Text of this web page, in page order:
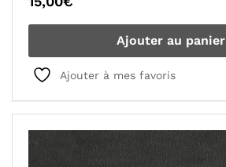
Ajouter au panier
Ajouter à mes favoris